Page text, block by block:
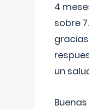
4
sobre
un